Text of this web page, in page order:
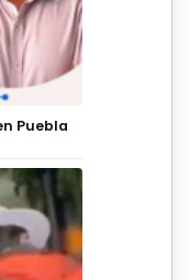
Puebla